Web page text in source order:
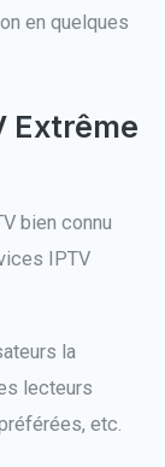
en quelques
Extrême
bien connu
IPTV
la
lecteurs
etc.